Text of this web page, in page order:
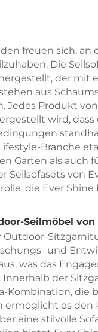
freuen sich, an
Die
der mit
aus
Jedes Produkt
wird,
Branche
Garten als auch
Seilsofasets von
die Ever
Seilmöbel
Outdoor-
und
was das
der
Kombination, die
ermöglicht es den
eine stilvolle